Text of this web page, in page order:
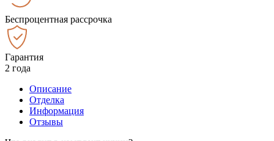
Беспроцентная рассрочка
Гарантия
2 года
Описание
Отделка
Информация
Отзывы